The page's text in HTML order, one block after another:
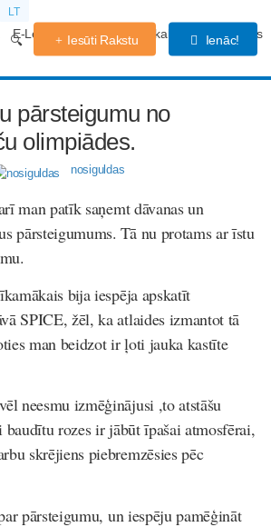
LT
E-Lekcijas Grūtniecības kalendārs Forums
Iesūti Rakstu Ienāc!
pārsteigumu no
olimpiādes.
nosiguldas
man patīk saņemt dāvanas un
pārsteigumums. Tā nu protams ar īstu
bija iespēja apskatīt
SPICE, žēl, ka atlaides izmantot tā
man beidzot ir ļoti jauka kastīte
neesmu izmēģinājusi ,to atstāšu
rozes ir jābūt īpašai atmosfērai,
skrējiens piebremzēsies pēc
pārsteigumu, un iespēju pamēģināt